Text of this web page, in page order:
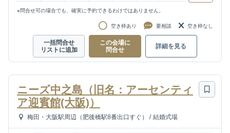
※問合せ可の場合でも、確実に予約できるわけではありません。
空き枠あり 要相談 空き枠なし
一括問合せ
リストに追加
この会場に
問合せ
詳細を見る
ニーズ中之島（旧名：アーセンティ
ア迎賓館(大阪)）
梅田・大阪駅周辺（肥後橋駅8番出口すぐ） / 結婚式場